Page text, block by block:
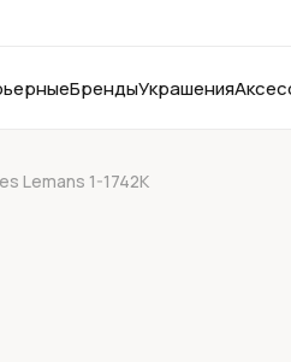
БрендыУкрашения
Lemans 1-1742K